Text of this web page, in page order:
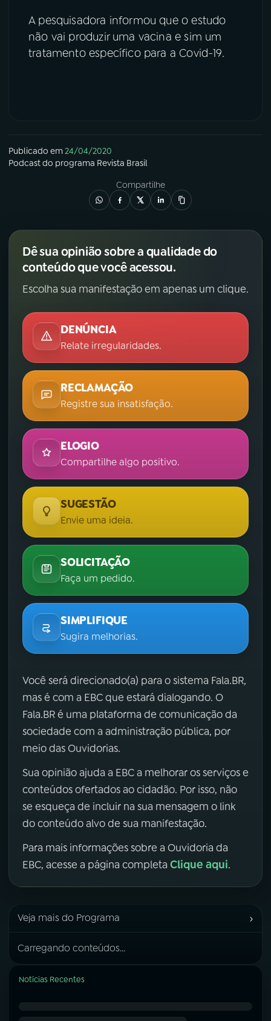
A pesquisadora informou que o estudo
não vai produzir uma vacina e sim um
tratamento específico para a Covid-19.
Publicado em24/04/2020
Podcastdo programa Revista Brasil
Compartilhe
Dê sua opinião sobre a qualidade do
conteúdo que você acessou.
Escolha sua manifestação em apenas um clique.
DENÚNCIA
Relate irregularidades.
RECLAMAÇÃO
Registre sua insatisfação.
ELOGIO
Compartilhe algo positivo.
SUGESTÃO
Envie uma ideia.
SOLICITAÇÃO
Faça um pedido.
SIMPLIFIQUE
Sugira melhorias.
Você será direcionado(a) para o sistema Fala.BR,
mas é com a EBC que estará dialogando. O
Fala.BR é uma plataforma de comunicação da
sociedade com a administração pública, por
meio das Ouvidorias.
Sua opinião ajuda a EBC a melhorar os serviços e
conteúdos ofertados ao cidadão. Por isso, não
se esqueça de incluir na sua mensagem o link
do conteúdo alvo de sua manifestação.
Para mais informações sobre a Ouvidoria da
EBC, acesse a página completa Clique aqui.
Veja mais do Programa ›
Carregando conteúdos...
Notícias Recentes